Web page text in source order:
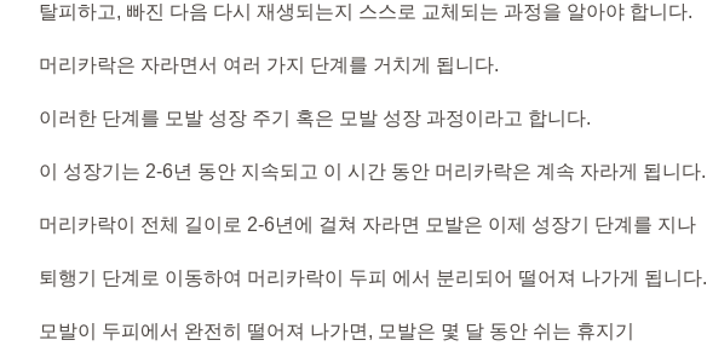
탈피하고, 빠진 다음 다시 재생되는지 스스로 교체되는 과정을 알아야 합니다.
머리카락은 자라면서 여러 가지 단계를 거치게 됩니다.
이러한 단계를 모발 성장 주기 혹은 모발 성장 과정이라고 합니다.
이 성장기는 2-6년 동안 지속되고 이 시간 동안 머리카락은 계속 자라게 됩니다.
머리카락이 전체 길이로 2-6년에 걸쳐 자라면 모발은 이제 성장기 단계를 지나
퇴행기 단계로 이동하여 머리카락이 두피 에서 분리되어 떨어져 나가게 됩니다.
모발이 두피에서 완전히 떨어져 나가면, 모발은 몇 달 동안 쉬는 휴지기